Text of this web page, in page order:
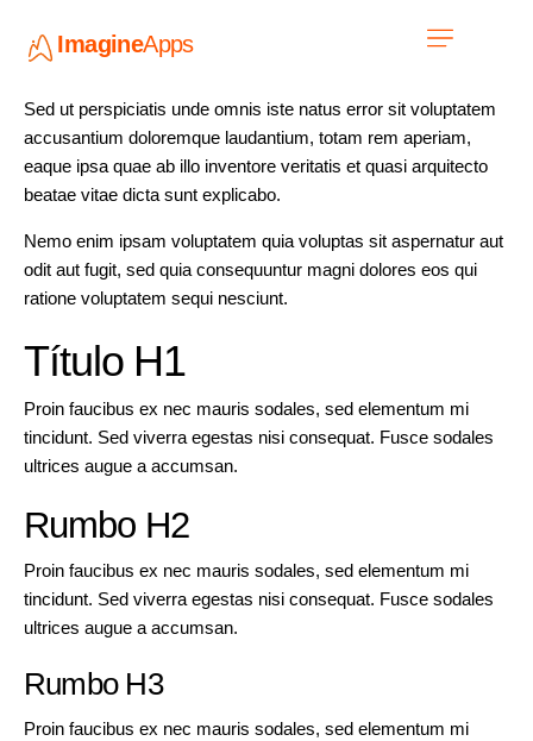
ImagineApps
Sed ut perspiciatis unde omnis iste natus error sit voluptatem
accusantium doloremque laudantium, totam rem aperiam,
eaque ipsa quae ab illo inventore veritatis et quasi arquitecto
beatae vitae dicta sunt explicabo.
Nemo enim ipsam voluptatem quia voluptas sit aspernatur aut
odit aut fugit, sed quia consequuntur magni dolores eos qui
ratione voluptatem sequi nesciunt.
Título H1
Proin faucibus ex nec mauris sodales, sed elementum mi
tincidunt. Sed viverra egestas nisi consequat. Fusce sodales
ultrices augue a accumsan.
Rumbo H2
Proin faucibus ex nec mauris sodales, sed elementum mi
tincidunt. Sed viverra egestas nisi consequat. Fusce sodales
ultrices augue a accumsan.
Rumbo H3
Proin faucibus ex nec mauris sodales, sed elementum mi